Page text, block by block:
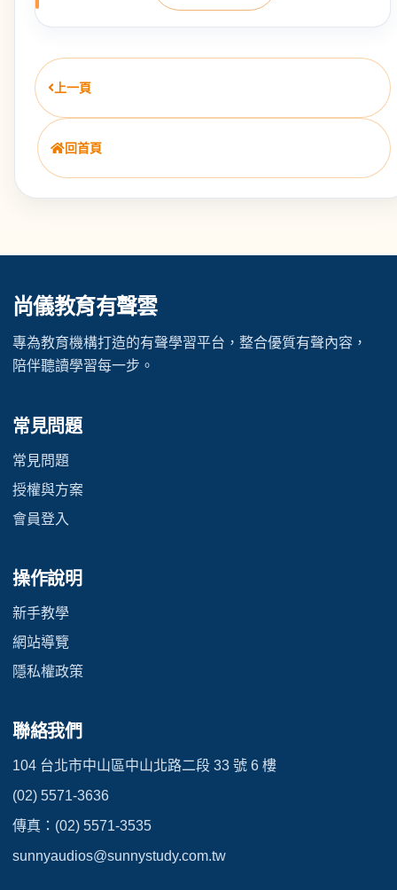
上一頁
回首頁
尚儀教育有聲雲
專為教育機構打造的有聲學習平台，整合優質有聲內容，
陪伴聽讀學習每一步。
常見問題
常見問題
授權與方案
會員登入
操作說明
新手教學
網站導覽
隱私權政策
聯絡我們
104 台北市中山區中山北路二段 33 號 6 樓
(02) 5571-3636
傳真：(02) 5571-3535
sunnyaudios@sunnystudy.com.tw